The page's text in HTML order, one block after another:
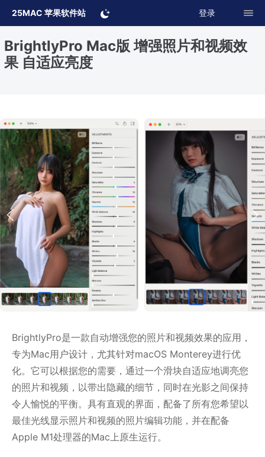
25MAC 苹果软件站 登录
BrightlyPro Mac版 增强照片和视频效
果 自适应亮度
BrightlyPro是一款自动增强您的照片和视频效果的应用，
专为Mac用户设计，尤其针对macOS Monterey进行优
化。它可以根据您的需要，通过一个滑块自适应地调亮您
的照片和视频，以带出隐藏的细节，同时在光影之间保持
令人愉悦的平衡。具有直观的界面，配备了所有您希望以
最佳光线显示照片和视频的照片编辑功能，并在配备
Apple M1处理器的Mac上原生运行。